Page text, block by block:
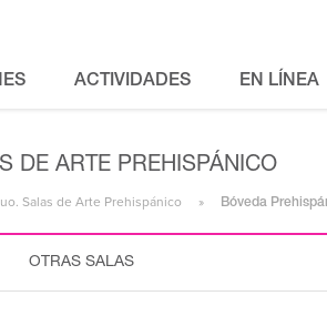
ACTIVIDADES EN LÍNEA
DE ARTE PREHISPÁNICO
Salas de Arte Prehispánico Bóveda
OTRAS SALAS